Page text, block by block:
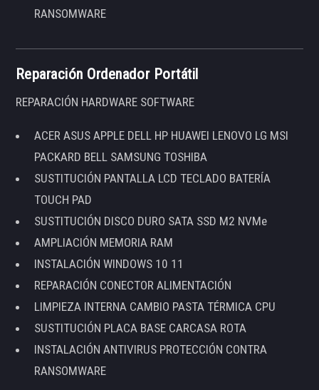
RANSOMWARE
Reparación Ordenador Portátil
REPARACIÓN HARDWARE SOFTWARE
ACER ASUS APPLE DELL HP HUAWEI LENOVO LG MSI
PACKARD BELL SAMSUNG TOSHIBA
SUSTITUCIÓN PANTALLA LCD TECLADO BATERÍA
TOUCH PAD
SUSTITUCIÓN DISCO DURO SATA SSD M2 NVMe
AMPLIACIÓN MEMORIA RAM
INSTALACIÓN WINDOWS 10 11
REPARACIÓN CONECTOR ALIMENTACIÓN
LIMPIEZA INTERNA CAMBIO PASTA TÉRMICA CPU
SUSTITUCIÓN PLACA BASE CARCASA ROTA
INSTALACIÓN ANTIVIRUS PROTECCIÓN CONTRA
RANSOMWARE